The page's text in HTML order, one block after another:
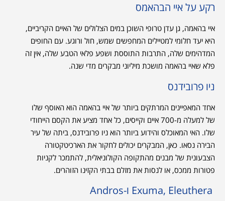
רקע על איי הבהאמס
איי בהאמה, גן עדן טרופי השוכן במים הצלולים של האיים הקריביים,
היא יעד חלומי למטיילים המחפשים שמש, חול ורוגע. עם החופים
המדהימים שלה, התרבות התוססת ושפע פלאי הטבע שלה, אין זה
פלא שאיי בהאמה מושכת מיליוני מבקרים מדי שנה.
ניו פרובידנס
אחד המאפיינים המרתקים ביותר של איי בהאמה הוא האוסף שלו
של למעלה מ-700 איים וקייסים, כל אחד מציע את הקסם הייחודי
שלו. האי המאוכלס והידוע ביותר הוא ניו פרובידנס, ביתה של עיר
הבירה נסאו. כאן, המבקרים יכולים לחקור את הארכיטקטורה
הצבעונית של מבנים מהתקופה הקולוניאלית, להתמכר לקניות
פטורות ממכס, או לנסות את מזלם בבתי הקזינו הזוהרים.